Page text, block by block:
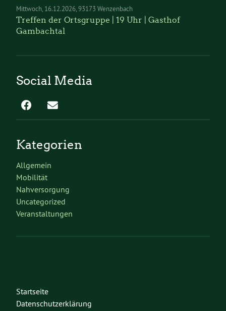
Mittwoch 16.12.2026 93173 Wenzenbach
Treffen der Ortsgruppe | 19 Uhr | Gasthof
Gambachtal
Social Media
Kategorien
Allgemein
Mobilität
Nahversorgung
Uncategorized
Veranstaltungen
Startseite
Datenschutzerklärung